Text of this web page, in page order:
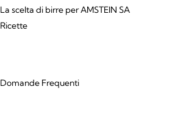
La scelta di birre per AMSTEIN SA
Ricette
Domande Frequenti